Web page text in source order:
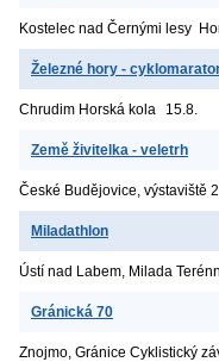
Kostelec nad Černými lesy
Železné hory -
Chrudim Horská kola 15.8.
Země živitelka - veletrh
České Budějovice, výstaviště
Miladathlon
Ústí nad Labem, Milada
Gránická 70
Znojmo, Gránice Cyklistický